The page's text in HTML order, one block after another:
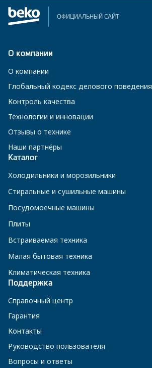
ОФИЦИАЛЬНЫЙ САЙТ
О компании
О компании
Глобальный кодекс делового поведения
Контроль качества
Технологии и инновации
Отзывы о технике
Наши партнёры
Каталог
Холодильники и морозильники
Стиральные и сушильные машины
Посудомоечные машины
Плиты
Встраиваемая техника
Малая бытовая техника
Климатическая техника
Поддержка
Справочный центр
Гарантия
Контакты
Руководство пользователя
Вопросы и ответы